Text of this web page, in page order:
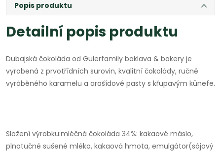
Popis produktu
Detailní popis produktu
Dubajská čokoláda od Gulerfamily baklava & bakery je
vyrobená z prvotřídních surovin, kvalitní čokolády, ručně
vyráběného karamelu a arašídové pasty s křupavým künefe.
Složení výrobku:mléčná čokoláda 34%: kakaové máslo,
plnotučné sušené mléko, kakaová hmota, emulgátor(sójový